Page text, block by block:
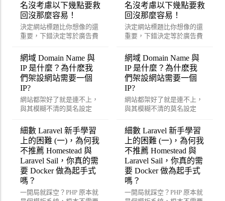
名沒考慮以下幾點要救
回沒那麼容易！
決定網站標題比你想像的還
重要，下錯決定等於廣告費
較快！？
網域 Domain Name 與
IP 是什麼？為什麽我
們架設網站需要一個
IP?
網站都架好了就是連不上，
與其模糊不清的莫名設定
重新了解吧！
細數 Laravel 新手學習
上的困難 (一)，為何我
不推薦 Homestead 與
Laravel Sail，你真的需
要 Docker 做為起手式
嗎？
一開局就踩空？PHP 原本就
名沒考慮以下幾點要救
回沒那麼容易！
決定網站標題比你想像的還
重要，下錯決定等於廣告費
較快！？
網域 Domain Name 與
IP 是什麼？為什麽我
們架設網站需要一個
IP?
網站都架好了就是連不上，
與其模糊不清的莫名設定
重新了解吧！
細數 Laravel 新手學習
上的困難 (一)，為何我
不推薦 Homestead 與
Laravel Sail，你真的需
要 Docker 做為起手式
嗎？
一開局就踩空？PHP 原本就